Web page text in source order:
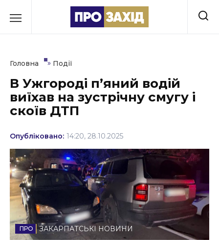
до
Культура
Освіта
Події
Політика
Соціум
Спорт
Стиль життя
Головна » Події
В Ужгороді пʼяний водій
виїхав на зустрічну смугу і
скоїв ДТП
Опубліковано: 14:20, 28.10.2025
ЗАКАРПАТСЬКІ НОВИНИ